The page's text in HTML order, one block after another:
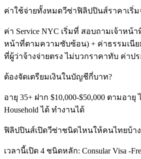
ค่าใช้จ่ายทั้งหมดวีซ่าฟิลิปปินส์ราคาเริ่ม
ค่า Service NYC เริ่มที่ สอบถามเจ้าหน้
หน้าที่ตามความซับซ้อน) + ค่าธรรมเนี
ที่ผู้ว่าจ้างจ่ายตรง ไม่บวกราคาทับ ค่าป
ต้องจัดเตรียมเงินในบัญชีกี่บาท?
อายุ 35+ ฝาก $10,000-$50,000 ตามอา
Household ได้ ทำงานได้
ฟิลิปปินส์เปิดวีซ่าชนิดไหนให้คนไทยบ้าง
เวลานี้เปิด 4 ชนิดหลัก: Consular Visa -